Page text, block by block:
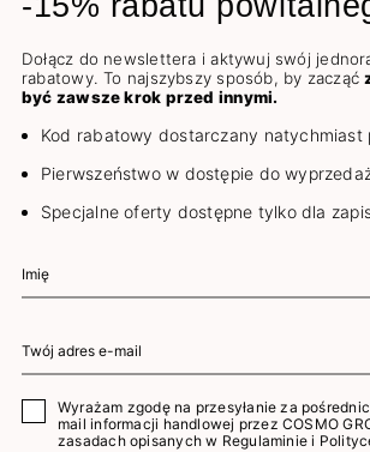
Dołącz do newslettera i aktywuj swój
rabatowy. To najszybszy sposób, by zacząć
być zawsze krok przed innymi.
Kod rabatowy dostarczany natychmiast
Pierwszeństwo w dostępie do
Specjalne oferty dostępne tylko dla
Wyrażam zgodę na przesyłanie za
mail informacji handlowej przez COSMO
zasadach opisanych w Regulaminie i